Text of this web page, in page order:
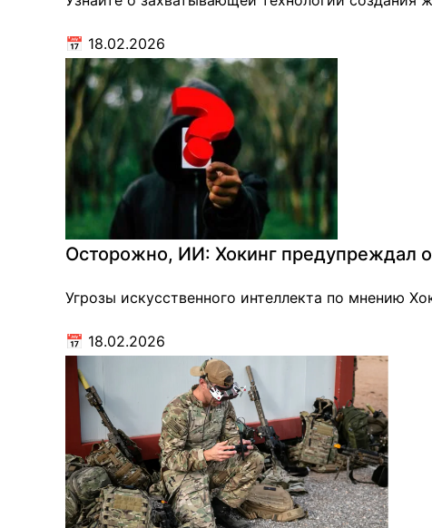
📅 18.02.2026
Осторожно, ИИ: Хокинг предупреждал
Угрозы искусственного интеллекта по мнению
📅 18.02.2026